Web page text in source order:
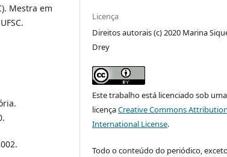
Mestra em
Licença
Direitos autorais (c) 2020 Marina
Drey
Este trabalho está licenciado sob uma
licençaCreative Commons
International License.
Todo o conteúdo do periódico,